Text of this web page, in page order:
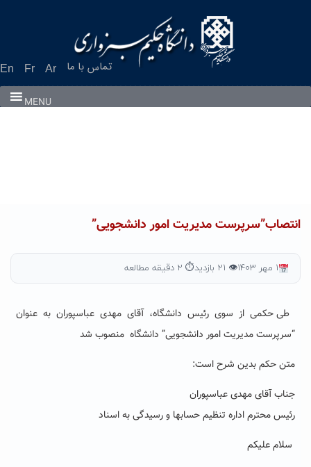
En Fr Ar تماس با ما
MENU
انتصاب”سرپرست مدیریت امور دانشجویی”
۱ مهر ۱۴۰۳ 👁 ۲۱ بازدید ⏱ ۲ دقیقه مطالعه
طی حکمی از سوی رئیس دانشگاه، آقای مهدی عباسپوران به عنوان
“سرپرست مدیریت امور دانشجویی” دانشگاه منصوب شد
متن حکم بدین شرح است:
جناب آقای مهدی عباسپوران
رئیس محترم اداره تنظیم حسابها و رسیدگی به اسناد
سلام علیکم